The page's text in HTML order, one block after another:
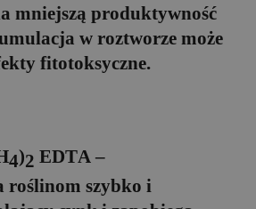
mniejszą produktywność
w roztworze może
fitotoksyczne.
4)2 EDTA –
roślinom szybko i